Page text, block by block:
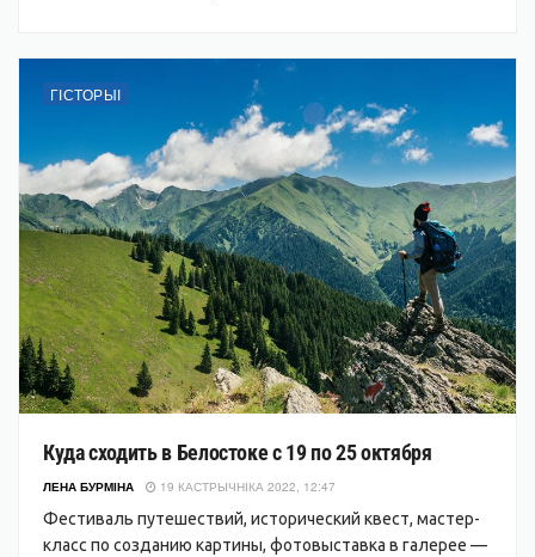
ГІСТОРЫІ
Куда сходить в Белостоке с 19 по 25 октября
ЛЕНА БУРМІНА 19 КАСТРЫЧНІКА 2022, 12:47
Фестиваль путешествий, исторический квест, мастер-
класс по созданию картины, фотовыставка в галерее —